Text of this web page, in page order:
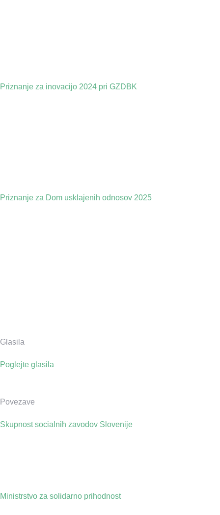
Priznanje za inovacijo 2024 pri GZDBK
Priznanje za Dom usklajenih odnosov 2025
Glasila
Poglejte glasila
Povezave
Skupnost socialnih zavodov Slovenije
Ministrstvo za solidarno prihodnost